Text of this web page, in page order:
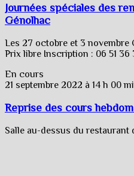
Journées spéciales des
Génolhac
Les 27 octobre et 3 novembre
Prix libre Inscription : 06 51 36
En cours
21 septembre 2022 à 14 h 00
Reprise des cours
Salle au-dessus du restaurant